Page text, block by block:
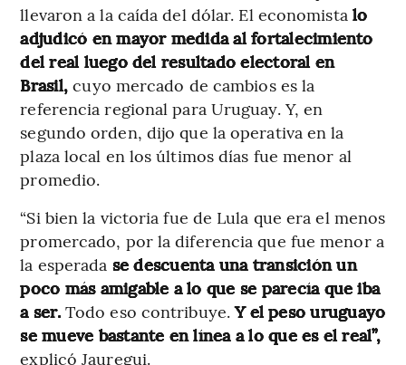
llevaron a la caída del dólar. El economista lo
adjudicó en mayor medida al fortalecimiento
del real luego del resultado electoral en
Brasil,cuyo mercado de cambios es la
referencia regional para Uruguay. Y, en
segundo orden, dijo que la operativa en la
plaza local en los últimos días fue menor al
promedio.
“Si bien la victoria fue de Lula que era el menos
promercado, por la diferencia que fue menor a
la esperada se descuenta una transición un
poco más amigable a lo que se parecía que iba
a ser.Todo eso contribuye.Y el peso uruguayo
se mueve bastante en línea a lo que es el real”,
explicó Jauregui.